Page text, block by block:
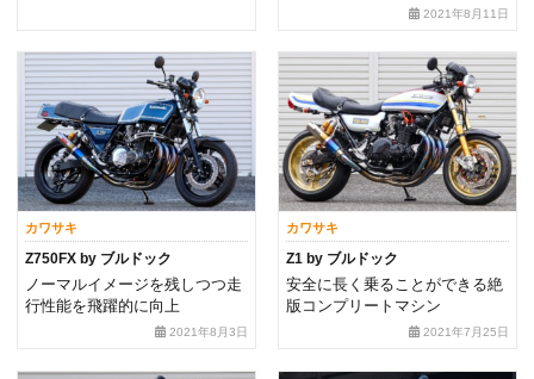
2021年8月11日
カワサキ
Z750FX by ブルドック
ノーマルイメージを残しつつ走
行性能を飛躍的に向上
2021年8月3日
カワサキ
Z1 by ブルドック
安全に長く乗ることができる絶
版コンプリートマシン
2021年7月25日